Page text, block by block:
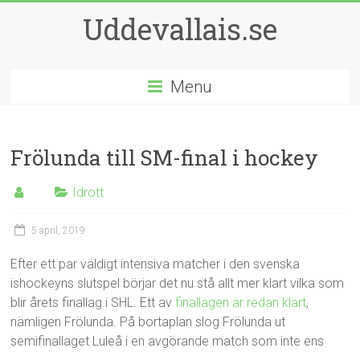
Uddevallais.se
Menu
Frölunda till SM-final i hockey
Idrott
5 april, 2019
Efter ett par väldigt intensiva matcher i den svenska
ishockeyns slutspel börjar det nu stå allt mer klart vilka som
blir årets finallag i SHL. Ett avfinallagen är redan klart,
nämligen Frölunda. På bortaplan slog Frölunda ut
semifinallaget Luleå i en avgörande match som inte ens